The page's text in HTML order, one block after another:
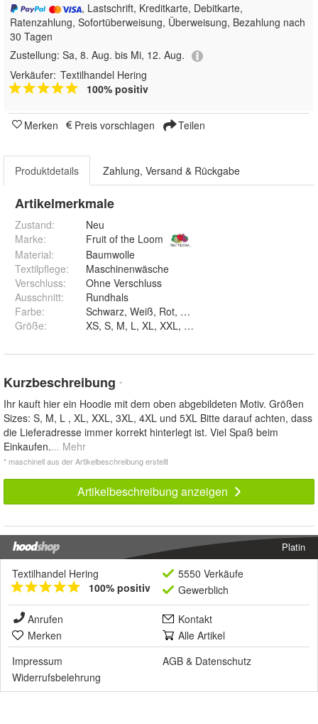
, Lastschrift, Kreditkarte, Debitkarte,
Ratenzahlung, Sofortüberweisung, Überweisung, Bezahlung nach
30 Tagen
Zustellung: Sa, 8. Aug. bis Mi, 12. Aug.
Verkäufer: Textilhandel Hering
100% positiv
Merken Preis vorschlagen Teilen
Produktdetails Zahlung, Versand & Rückgabe
Artikelmerkmale
Zustand:
Neu
Marke:
Fruit of the Loom
Material:
Baumwolle
Textilpflege:
Maschinenwäsche
Verschluss:
Ohne Verschluss
Ausschnitt:
Rundhals
Farbe:
Größe:
Kurzbeschreibung *
Ihr kauft hier ein Hoodie mit dem oben abgebildeten Motiv. Größen
Sizes: S, M, L , XL, XXL, 3XL, 4XL und 5XL Bitte darauf achten, dass
die Lieferadresse immer korrekt hinterlegt ist. Viel Spaß beim
Einkaufen.... Mehr
* maschinell aus der Artikelbeschreibung erstellt
Artikelbeschreibung anzeigen
Platin
Textilhandel Hering
100% positiv
5550 Verkäufe
Gewerblich
Anrufen
Kontakt
Merken
Alle Artikel
Impressum
AGB & Datenschutz
Widerrufsbelehrung